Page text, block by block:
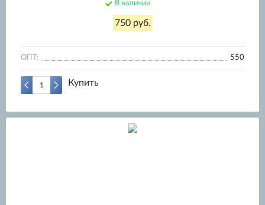
В наличии
750 руб.
ОПТ: 550
Купить